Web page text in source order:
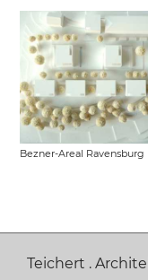
Bezner-Areal Ravensburg
Teichert .